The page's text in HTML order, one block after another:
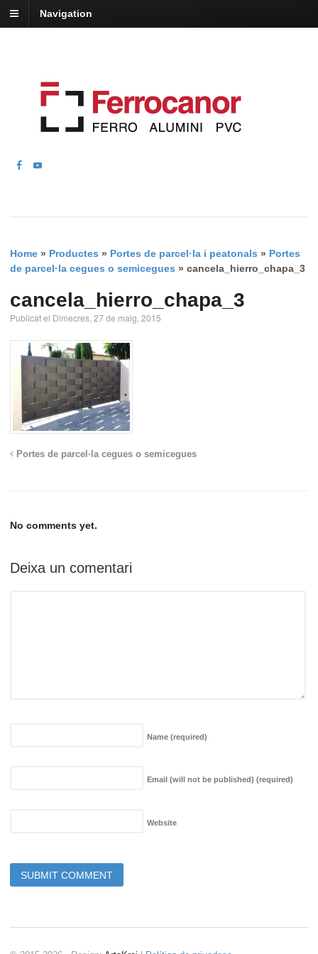
Navigation
Home » Productes » Portes de parcel·la i peatonals » Portes
de parcel·la cegues o semicegues » cancela_hierro_chapa_3
cancela_hierro_chapa_3
Publicat el Dimecres, 27 de maig, 2015
Portes de parcel·la cegues o semicegues
No comments yet.
Deixa un comentari
Name (required)
Email (will not be published) (required)
Website